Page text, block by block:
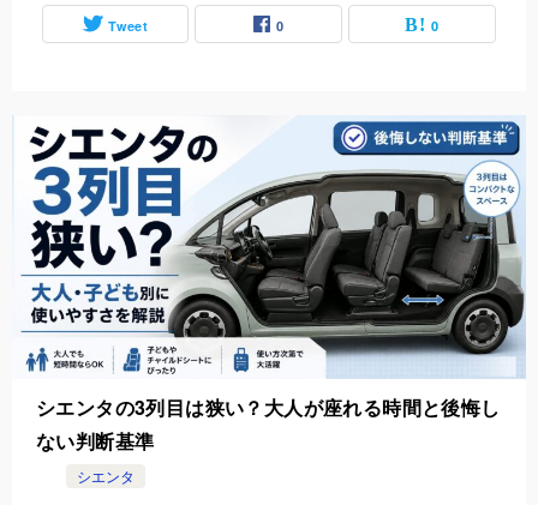
Tweet 0 0
シエンタの3列目は狭い？大人が座れる時間と後悔し
ない判断基準
シエンタ